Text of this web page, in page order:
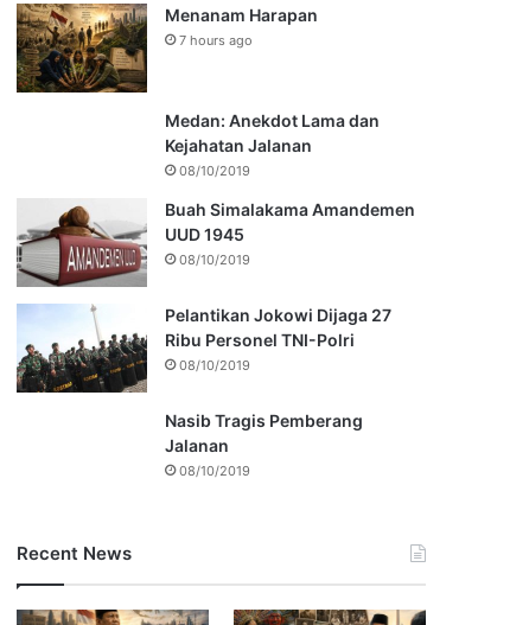
Menanam Harapan
7 hours ago
Medan: Anekdot Lama dan
Kejahatan Jalanan
08/10/2019
Buah Simalakama Amandemen
UUD 1945
08/10/2019
Pelantikan Jokowi Dijaga 27
Ribu Personel TNI-Polri
08/10/2019
Nasib Tragis Pemberang
Jalanan
08/10/2019
Recent News